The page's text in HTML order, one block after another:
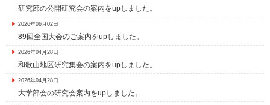
研究部の公開研究会の案内をupしました。
2026年06月02日
89回全国大会のご案内をupしました。
2026年04月28日
和歌山地区研究集会の案内をupしました。
2026年04月28日
大学部会の研究会案内をupしました。